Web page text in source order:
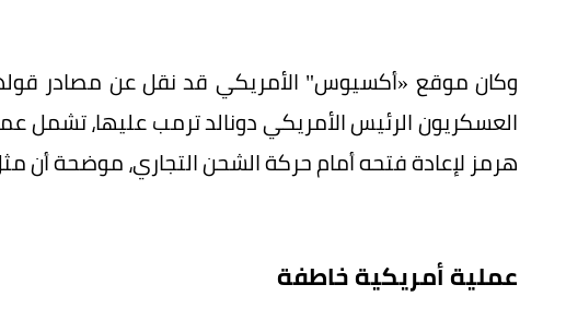
وكان موقع «أكسيوس" الأمريكي قد نقل عن مصادر
العسكريون الرئيس الأمريكي دونالد ترمب عليها،
هرمز لإعادة فتحه أمام حركة الشحن التجاري، موضحة أن
عملية أمريكية خاطفة